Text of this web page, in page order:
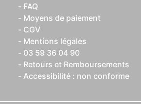
FAQ
Moyens de paiement
CGV
Mentions légales
03 59 36 04 90
Retours et Remboursements
Accessibilité : non conforme